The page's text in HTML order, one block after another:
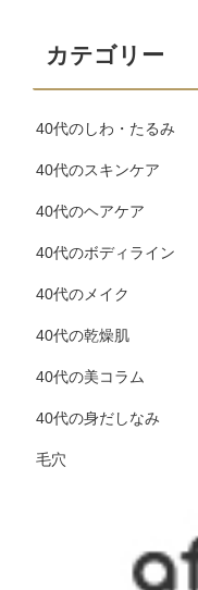
カテゴリー
40代のしわ・たるみ
40代のスキンケア
40代のヘアケア
40代のボディライン
40代のメイク
40代の乾燥肌
40代の美コラム
40代の身だしなみ
毛穴